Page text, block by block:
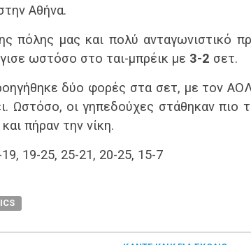
Αθήνα.
πόλης μας και πολύ ανταγωνιστικό
ωστόσο στο ται-μπρέικ με 3-2 σετ.
δύο φορές στα σετ, με τον ΑΟΛ
Ωστόσο, οι γηπεδούχες στάθηκαν πιο
πήραν την νίκη.
19, 19-25, 25-21, 20-25, 15-7